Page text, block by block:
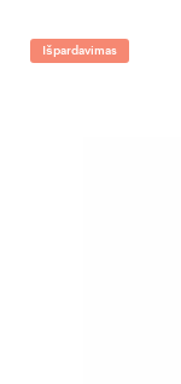
Išpardavimas